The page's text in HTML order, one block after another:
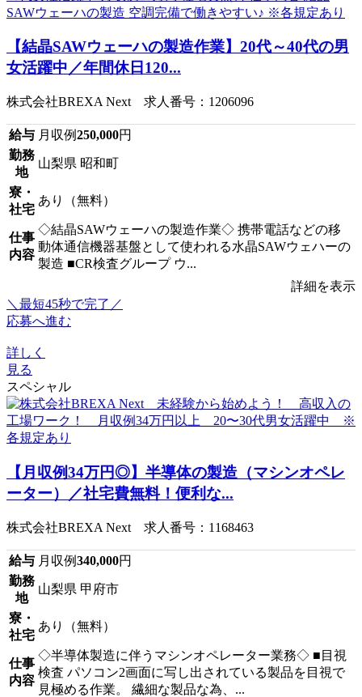
【結晶SAWウェーハの製造作業】20代～40代の男
女活躍中／年間休日120...
株式会社BREXA Next 求人番号：1206096
給与 月収例250,000円
勤務
地
山梨県 昭和町
寮・
社宅
あり（無料）
仕事
内容
◇結晶SAWウェーハの製造作業◇ 携帯電話などの移
動体通信機器基盤として使われる水晶SAWウェハーの
製造 ■CR検査グループ ウ...
詳細を表示
＼最短45秒で完了／
応募へ進む
詳しく
見る
スペシャル
【月収例34万円◎】半導体の製造（マシンオペレ
ーター）／社宅費無料！便利な...
株式会社BREXA Next 求人番号：1168463
給与 月収例340,000円
勤務
地
山梨県 甲府市
寮・
社宅
あり（無料）
仕事
内容
◇半導体製造に伴うマシンオペレーター業務◇ ■目視
検査 パソコン2画面に写し出されている製品を目視で
見極める作業。 繊細な製品な為、...